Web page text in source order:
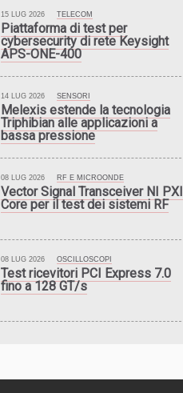
15 LUG 2026 TELECOM
Piattaforma di test per
cybersecurity di rete Keysight
APS-ONE-400
14 LUG 2026 SENSORI
Melexis estende la tecnologia
Triphibian alle applicazioni a
bassa pressione
08 LUG 2026 RF E MICROONDE
Vector Signal Transceiver NI PXI
Core per il test dei sistemi RF
08 LUG 2026 OSCILLOSCOPI
Test ricevitori PCI Express 7.0
fino a 128 GT/s